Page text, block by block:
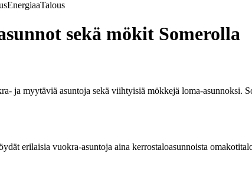
EnergiaaTalous
sekä mökit Somerolla
ja myytäviä asuntoja sekä viihtyisiä mökkejä loma-
erilaisia vuokra-asuntoja aina kerrostaloasunnoista